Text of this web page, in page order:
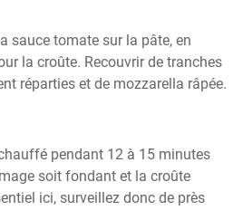
sauce tomate sur la pâte, en
la croûte. Recouvrir de tranches
réparties et de mozzarella râpée.
pendant 12 à 15 minutes
soit fondant et la croûte
ici, surveillez donc de près